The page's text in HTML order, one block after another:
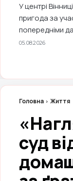
У центрі
пригода за
попередніми
05.08.2026